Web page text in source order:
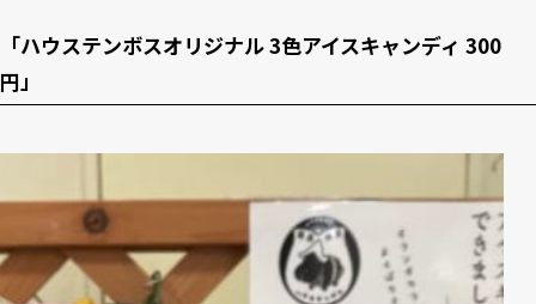
「ハウステンボスオリジナル 3色アイスキャンディ 300
円」